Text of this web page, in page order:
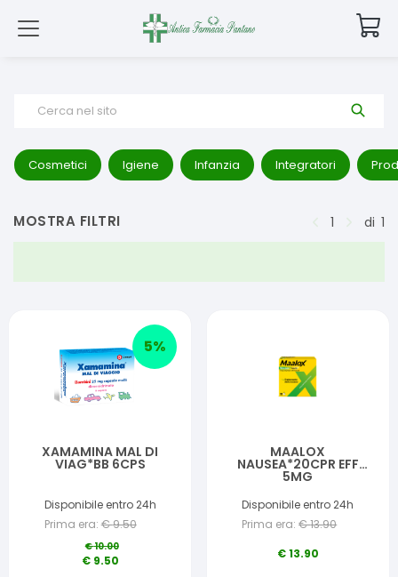
Cerca nel sito
Cosmetici Igiene Infanzia Integratori
MOSTRA FILTRI 1 di 1
5%
XAMAMINA MAL DI
VIAG*BB 6CPS
Disponibile entro 24h
Prima era: €9.50
€10.00
€ 9.50
MAALOX
NAUSEA*20CPR EFF
5MG
Disponibile entro 24h
Prima era: €13.90
€13.90